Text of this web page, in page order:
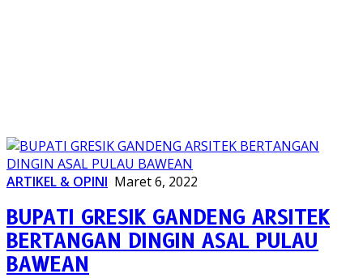
ARTIKEL & OPINI Maret 6, 2022
BUPATI GRESIK GANDENG ARSITEK
BERTANGAN DINGIN ASAL PULAU
BAWEAN